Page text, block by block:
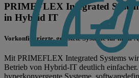
PRIMEFLEX Integrated
in Hybrid IT
Vorkonfigurierte, getestete Systeme für mehr
Mit PRIMEFLEX Integrated Systems
Betrieb von Hybrid-IT deutlich
hyperkonvergente Systeme,